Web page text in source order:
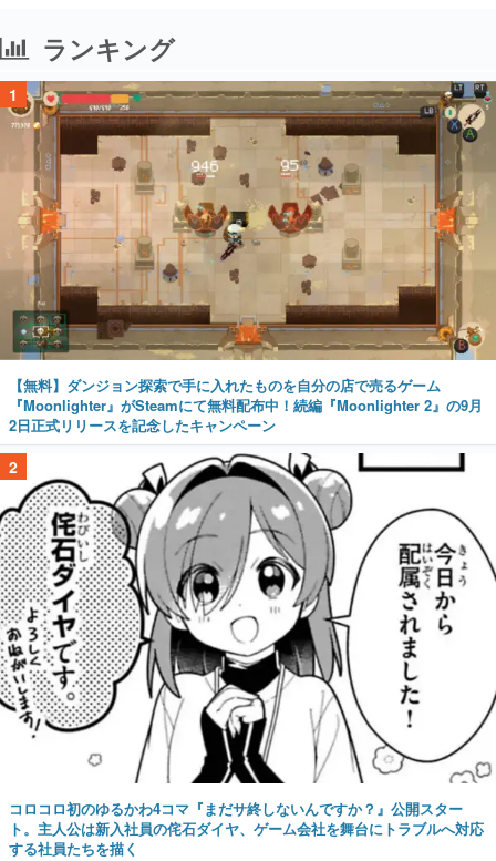
ランキング
1
【無料】ダンジョン探索で手に入れたものを自分の店で売るゲーム
『Moonlighter』がSteamにて無料配布中！続編『Moonlighter 2』の9月
2日正式リリースを記念したキャンペーン
2
コロコロ初のゆるかわ4コマ『まだサ終しないんですか？』公開スター
ト。主人公は新入社員の侘石ダイヤ、ゲーム会社を舞台にトラブルへ対応
する社員たちを描く